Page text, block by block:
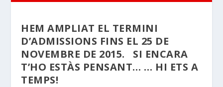
HEM AMPLIAT EL TERMINI
D’ADMISSIONS FINS EL 25 DE
NOVEMBRE DE 2015. SI ENCARA
T’HO ESTÀS PENSANT… … HI ETS A
TEMPS!